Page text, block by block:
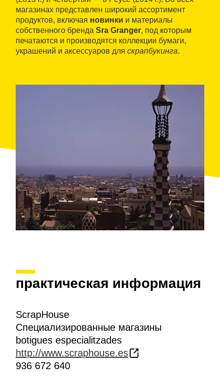
магазинах представлен широкий ассортимент
продуктов, включая новинки и материалы
собственного бренда Sra Granger, под которым
печатаются и производятся коллекции бумаги,
украшений и аксессуаров для скрапбукинга.
практическая информация
ScrapHouse
Специализированные магазины
botigues especialitzades
http://www.scraphouse.es
936 672 640